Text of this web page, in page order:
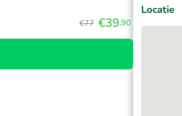
€77 €39,90
Locatie